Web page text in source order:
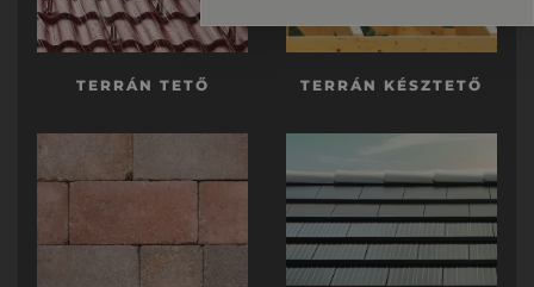
TERRÁN TETŐ TERRÁN KÉSZTETŐ